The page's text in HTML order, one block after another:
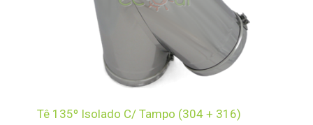
Tê 135º Isolado C/ Tampo (304 + 316)